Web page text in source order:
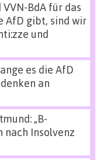
VVN-BdA für das
AfD gibt, sind wir
und
es die AfD
an
„B-
nach Insolvenz